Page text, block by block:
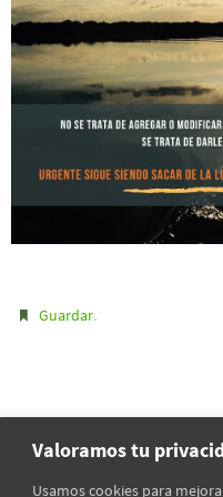
Valoramos tu
Usamos cookies para
Guardar.